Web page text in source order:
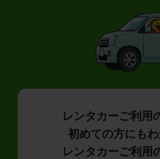
レンタカーご利用
初めての方にもわ
レンタカーご利用